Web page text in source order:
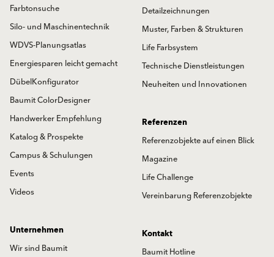
Farbtonsuche
Silo- und Maschinentechnik
WDVS-Planungsatlas
Energiesparen leicht gemacht
DübelKonfigurator
Baumit ColorDesigner
Handwerker Empfehlung
Katalog & Prospekte
Campus & Schulungen
Events
Videos
Detailzeichnungen
Muster, Farben & Strukturen
Life Farbsystem
Technische Dienstleistungen
Neuheiten und Innovationen
Referenzen
Referenzobjekte auf einen Blick
Magazine
Life Challenge
Vereinbarung Referenzobjekte
Unternehmen
Wir sind Baumit
Kontakt
Baumit Hotline